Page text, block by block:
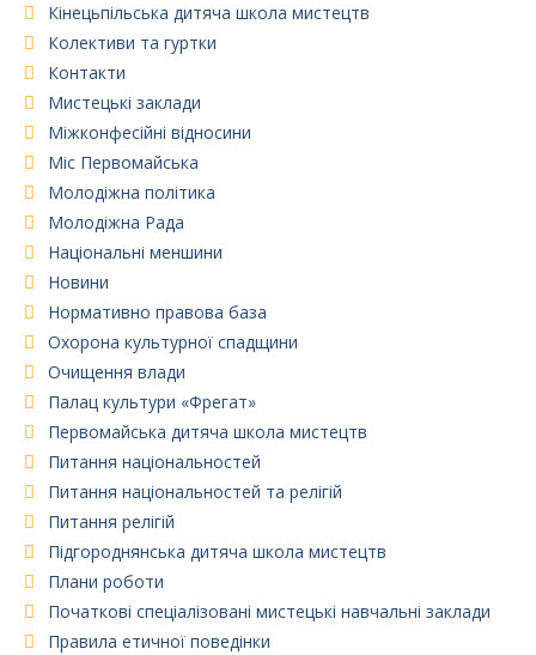
Кінецьпільська дитяча школа мистецтв
Колективи та гуртки
Контакти
Мистецькі заклади
Міжконфесійні відносини
Міс Первомайська
Молодіжна політика
Молодіжна Рада
Національні меншини
Новини
Нормативно правова база
Охорона культурної спадщини
Очищення влади
Палац культури «Фрегат»
Первомайська дитяча школа мистецтв
Питання національностей
Питання національностей та релігій
Питання релігій
Підгороднянська дитяча школа мистецтв
Плани роботи
Початкові спеціалізовані мистецькі навчальні заклади
Правила етичної поведінки